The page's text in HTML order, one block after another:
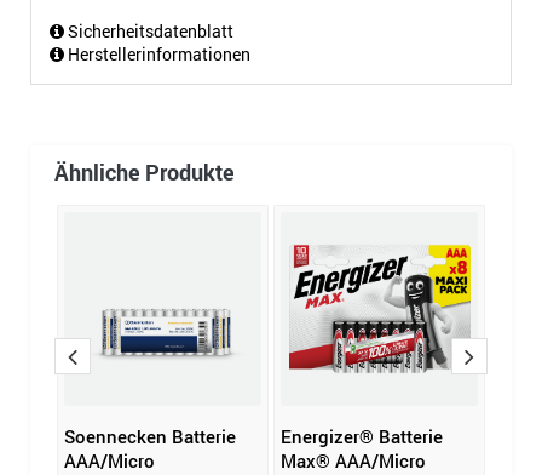
Sicherheitsdatenblatt
Herstellerinformationen
Ähnliche Produkte
Soennecken Batterie
AAA/Micro
Energizer® Batterie
Max® AAA/Micro